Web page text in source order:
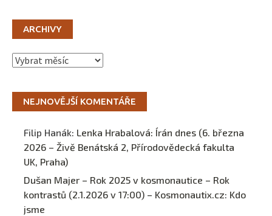
ARCHIVY
Archivy
NEJNOVĚJŠÍ KOMENTÁŘE
Filip Hanák: Lenka Hrabalová: Írán dnes (6. března
2026 – Živě Benátská 2, Přírodovědecká fakulta
UK, Praha)
Dušan Majer – Rok 2025 v kosmonautice – Rok
kontrastů (2.1.2026 v 17:00) – Kosmonautix.cz: Kdo
jsme